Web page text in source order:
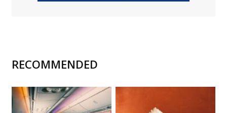
RECOMMENDED